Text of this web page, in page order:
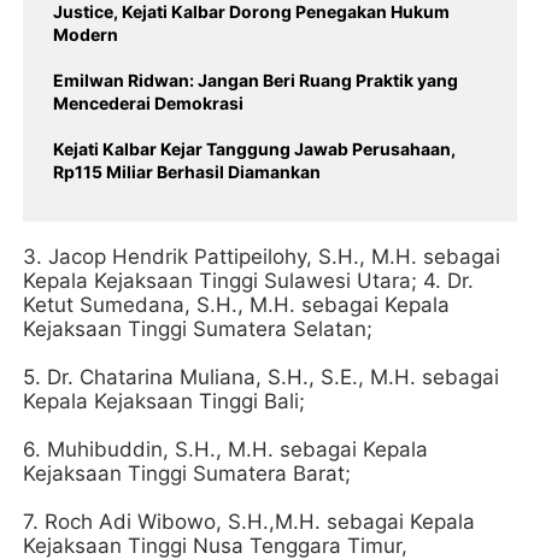
Justice, Kejati Kalbar Dorong Penegakan Hukum
Modern
Emilwan Ridwan: Jangan Beri Ruang Praktik yang
Mencederai Demokrasi
Kejati Kalbar Kejar Tanggung Jawab Perusahaan,
Rp115 Miliar Berhasil Diamankan
3. Jacop Hendrik Pattipeilohy, S.H., M.H. sebagai
Kepala Kejaksaan Tinggi Sulawesi Utara; 4. Dr.
Ketut Sumedana, S.H., M.H. sebagai Kepala
Kejaksaan Tinggi Sumatera Selatan;
5. Dr. Chatarina Muliana, S.H., S.E., M.H. sebagai
Kepala Kejaksaan Tinggi Bali;
6. Muhibuddin, S.H., M.H. sebagai Kepala
Kejaksaan Tinggi Sumatera Barat;
7. Roch Adi Wibowo, S.H.,M.H. sebagai Kepala
Kejaksaan Tinggi Nusa Tenggara Timur,